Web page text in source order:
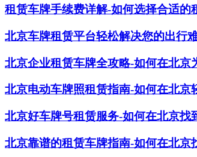
租赁车牌手续费详解-如何选择合适的
北京车牌租赁平台轻松解决您的出行
北京企业租赁车牌全攻略-如何在北京
北京电动车牌照租赁指南-如何在北京
北京好车牌号租赁服务-如何在北京找
北京靠谱的租赁车牌指南-如何在北京